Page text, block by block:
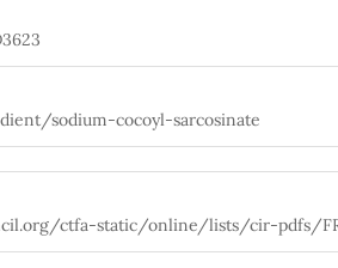
sodium-cocoyl-sarcosinate
ctfa-static/online/lists/cir-pdfs/